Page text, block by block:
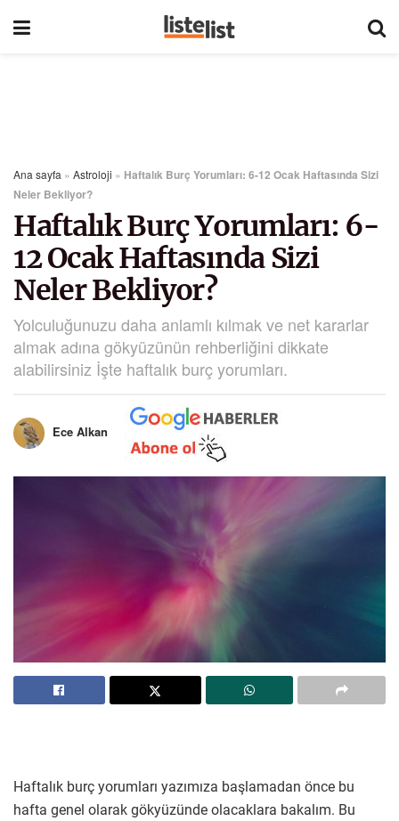
Ana sayfa » Astroloji » Haftalık Burç Yorumları: 6-12 Ocak Haftasında Sizi
Neler Bekliyor?
Haftalık Burç Yorumları: 6-
12 Ocak Haftasında Sizi
Neler Bekliyor?
Yolculuğunuzu daha anlamlı kılmak ve net kararlar
almak adına gökyüzünün rehberliğini dikkate
alabilirsiniz İşte haftalık burç yorumları.
Ece Alkan
Haftalık burç yorumları yazımıza başlamadan önce bu
hafta genel olarak gökyüzünde olacaklara bakalım. Bu